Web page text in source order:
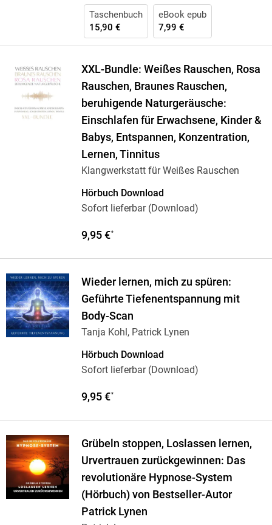
Taschenbuch
15,90 €
eBook epub
7,99 €
XXL-Bundle: Weißes Rauschen, Rosa
Rauschen, Braunes Rauschen,
beruhigende Naturgeräusche:
Einschlafen für Erwachsene, Kinder &
Babys, Entspannen, Konzentration,
Lernen, Tinnitus
Klangwerkstatt für Weißes Rauschen
Hörbuch Download
Sofort lieferbar (Download)
9,95 €*
Wieder lernen, mich zu spüren:
Geführte Tiefenentspannung mit
Body-Scan
Tanja Kohl, Patrick Lynen
Hörbuch Download
Sofort lieferbar (Download)
9,95 €*
Grübeln stoppen, Loslassen lernen,
Urvertrauen zurückgewinnen: Das
revolutionäre Hypnose-System
(Hörbuch) von Bestseller-Autor
Patrick Lynen